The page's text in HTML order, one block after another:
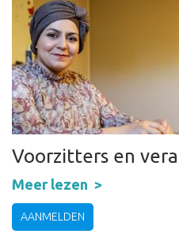
Voorzitters en
Meer lezen
AANMELDEN